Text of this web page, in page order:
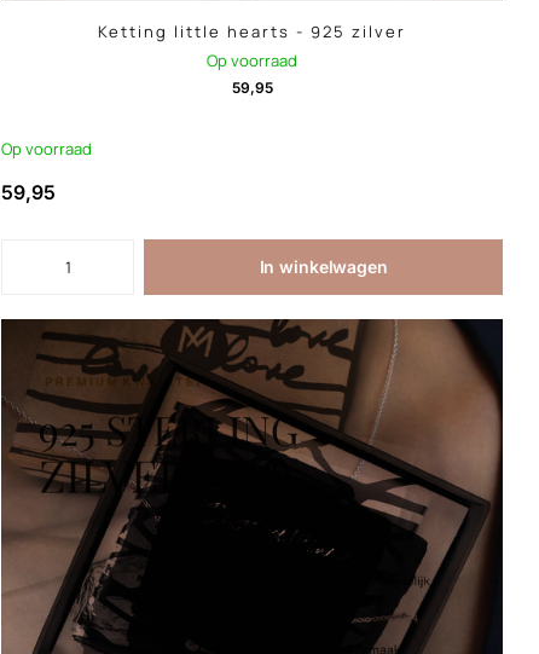
Ketting little hearts - 925 zilver
Op voorraad
59,95
Op voorraad
59,95
In winkelwagen